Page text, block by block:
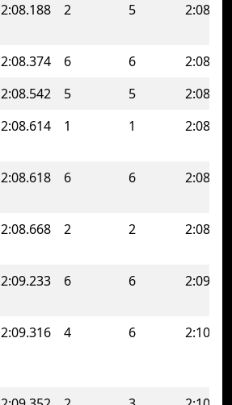
2:08.188 2 5
2:08.374 6 6
2:08.542 5 5
2:08.614 1 1
2:08.618 6 6
2:08.668 2 2
2:09.233 6 6
2:09.316 4 6